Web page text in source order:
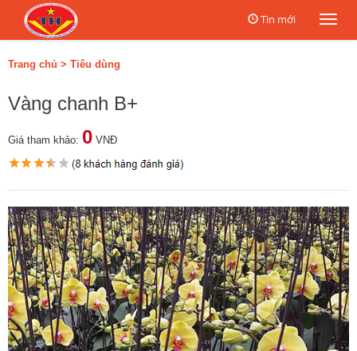
Tin mới
Trang chủ > Tiêu dùng
Vàng chanh B+
Giá tham khảo: 0 VNĐ